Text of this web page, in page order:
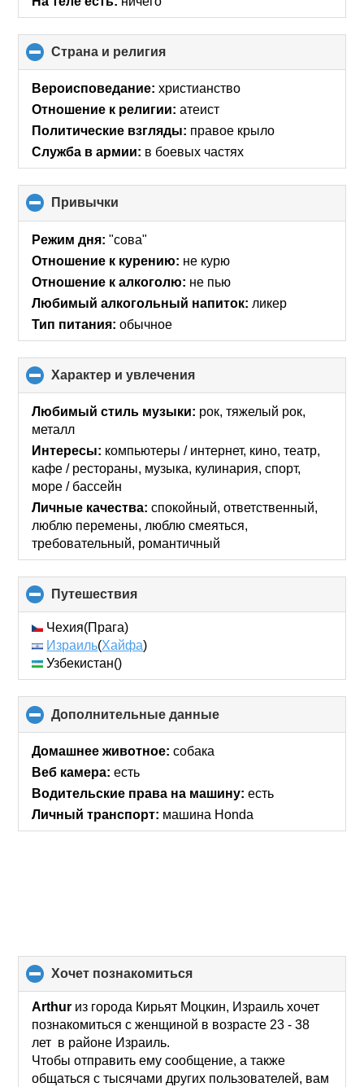
Страна и религия
to
collapse
Вероисповедание: христианство
Отношение к религии: атеист
Политические взгляды: правое крыло
Служба в армии: в боевых частях
Привычки
to
collapse
Режим дня: "сова"
Отношение к курению: не курю
Отношение к алкоголю: не пью
Любимый алкогольный напиток: ликер
Тип питания: обычное
Характер и увлечения
to
collapse
Любимый стиль музыки: рок, тяжелый рок,
металл
Интересы: компьютеры / интернет, кино, театр,
кафе / рестораны, музыка, кулинария, спорт,
море / бассейн
Личные качества: спокойный, ответственный,
люблю перемены, люблю смеяться,
требовательный, романтичный
Путешествия
to
contents
Чехия(Прага)
Израиль(Хайфа)
Узбекистан()
Дополнительные данные
to
Домашнее животное: собака
Веб камера: есть
Водительские права на машину: есть
Личный транспорт: машина Honda
хочет познакомиться
to
collapse
contents
Arthur из города Кирьят Моцкин, Израиль хочет
познакомиться с женщиной в возрасте 23 - 38
лет в районе Израиль.
Чтобы отправить ему сообщение, а также
общаться с тысячами других пользователей, вам